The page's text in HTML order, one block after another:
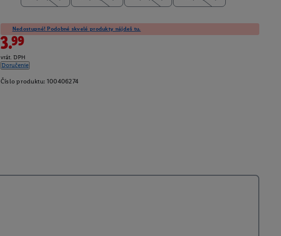
Nedostupné! Podobné skvelé produkty nájdeš tu.
3.99
vrát. DPH
Doručenie
Číslo produktu: 100406274